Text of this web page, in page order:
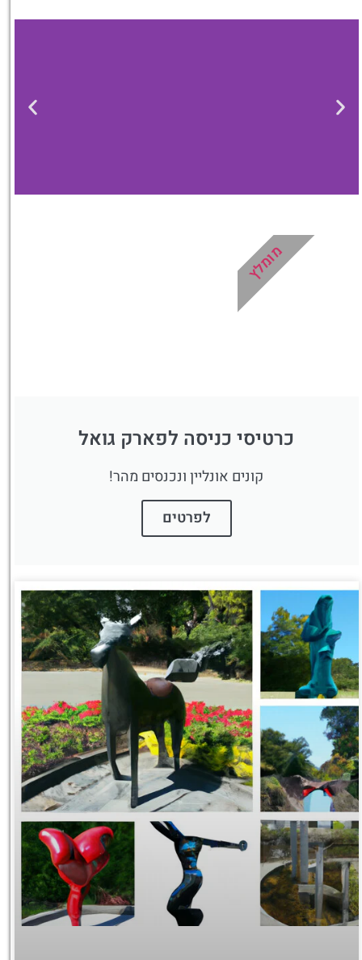
מציאת מלון
מומלץ?
כרטיסי כניסה לפארק גואל
קונים אונליין ונכנסים מהר!
לפרטים
מומלץ